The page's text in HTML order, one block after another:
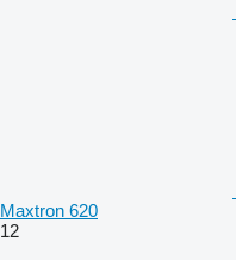
Maxtron 620
12